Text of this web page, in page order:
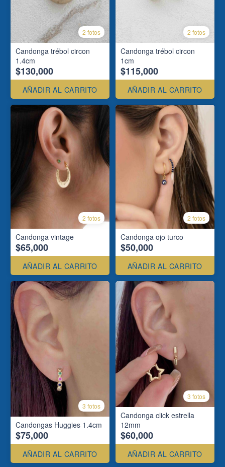
2 fotos
Candonga trébol circon
1.4cm
$130,000
AÑADIR AL CARRITO
2 fotos
Candonga trébol circon
1cm
$115,000
AÑADIR AL CARRITO
2 fotos
Candonga vintage
$65,000
AÑADIR AL CARRITO
2 fotos
Candonga ojo turco
$50,000
AÑADIR AL CARRITO
3 fotos
Candongas Huggies 1.4cm
$75,000
AÑADIR AL CARRITO
3 fotos
Candonga click estrella
12mm
$60,000
AÑADIR AL CARRITO